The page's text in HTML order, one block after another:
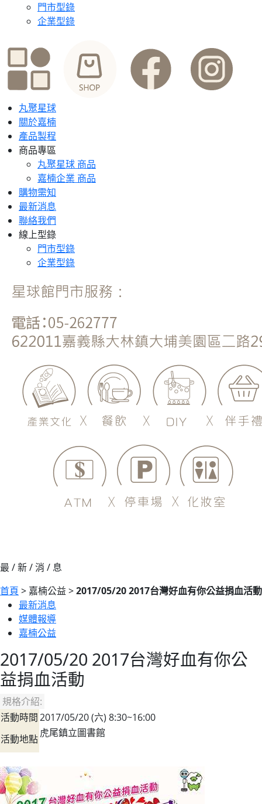
門市型錄
企業型錄
丸聚星球
關於嘉楠
產品製程
商品專區
丸聚星球 商品
嘉楠企業 商品
購物需知
最新消息
聯絡我們
線上型錄
門市型錄
企業型錄
最 / 新 / 消 / 息
首頁 > 嘉楠公益 >2017/05/20 2017台灣好血有你公益捐血活動
最新消息
媒體報導
嘉楠公益
2017/05/20 2017台灣好血有你公
益捐血活動
規格介紹:
活動時間2017/05/20 (六) 8:30~16:00
活動地點虎尾鎮立圖書館